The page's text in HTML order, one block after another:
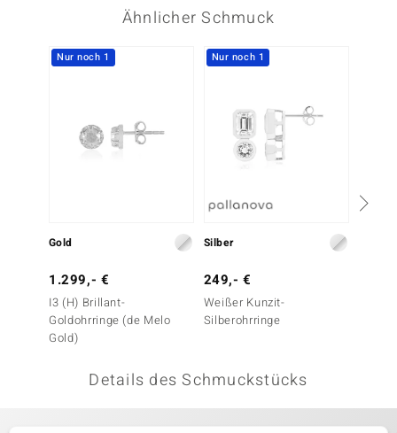
BY DE MELO
Ähnlicher Schmuck
Nur noch 1
Gold
1.299,- €
I3 (H) Brillant-
Goldohrringe (de Melo
Gold)
Nur noch 1
Silber
249,- €
Weißer Kunzit-
Silberohrringe
Details des Schmuckstücks